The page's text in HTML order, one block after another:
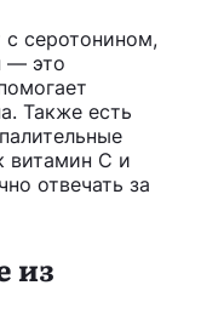
серотонином,
— это
Также есть
витамин С и
отвечать за
из